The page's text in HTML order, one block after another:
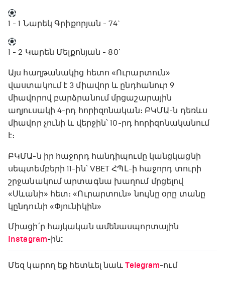
1 - 1 Նարեկ Գրիքորյան - 74`
1 - 2 Կարեն Մելքոնյան - 80`
Այս հաղթանակից հետո «Ուրարտուն»
վաստակում է 3 միավոր և ընդհանուր 9
միավորով բարձրանում մրցաշարային
աղյուսակի 4-րդ հորիզոնական։ ԲԿՄԱ-ն դեռևս
միավոր չունի և վերջին՝ 10-րդ հորիզոնականում
է։
ԲԿՄԱ-ն իր հաջորդ հանդիպումը կանցկացնի
սեպտեմբերի 11-ին՝ VBET ՀՊԼ-ի հաջորդ տուրի
շրջանակում արտագնա խաղում մրցելով
«Սևանի» հետ։ «Ուրարտուն» նույնը օրը տանը
կընդունի «Փյունիկին»
Միացի՛ր հայկական ամենասպորտային
Instagram-ին:
Մեզ կարող եք հետևել նաև Telegram-ում